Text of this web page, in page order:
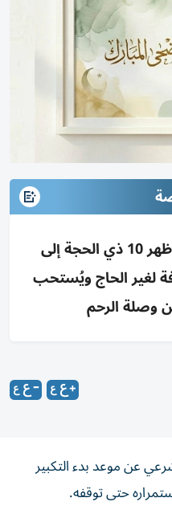
التكبير بعد الصلوات من ظهر 10 ذي الحجة إلى
لغير الحاج ويُستحب
وصلة الرحم
عن موعد بدء التكبير
حتى توقفه.